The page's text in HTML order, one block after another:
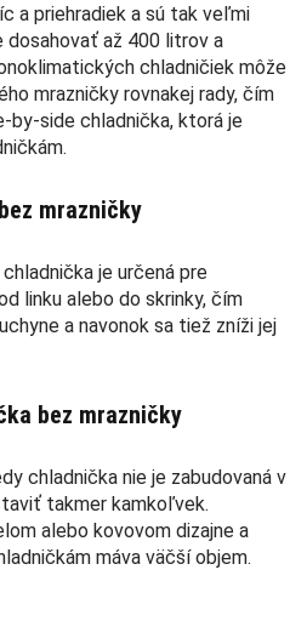
a priehradiek a sú tak veľmi
dosahovať až 400 litrov a
chladničiek môže
mrazničky rovnakej rady, čím
side chladnička, ktorá je
mrazničky
je určená pre
linku alebo do skrinky, čím
a navonok sa tiež zníži jej
bez mrazničky
chladnička nie je zabudovaná v
takmer kamkoľvek.
alebo kovovom dizajne a
máva väčší objem.